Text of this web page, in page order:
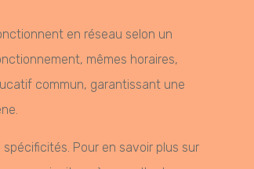
en réseau selon un
mêmes horaires,
commun, garantissant une
Pour en savoir plus sur